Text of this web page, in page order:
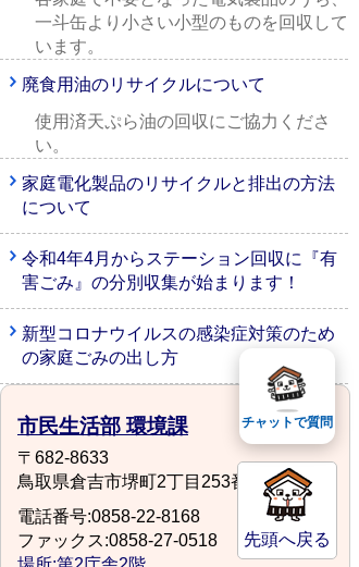
一斗缶より小さい小型のものを回収して
います。
廃食用油のリサイクルについて
使用済天ぷら油の回収にご協力くださ
い。
家庭電化製品のリサイクルと排出の方法
について
令和4年4月からステーション回収に『有
害ごみ』の分別収集が始まります！
新型コロナウイルスの感染症対策のため
の家庭ごみの出し方
市民生活部 環境課
〒682-8633
鳥取県倉吉市堺町2丁目253番地1
電話番号:0858-22-8168
ファックス:0858-27-0518
先頭へ戻る
チャットで質問